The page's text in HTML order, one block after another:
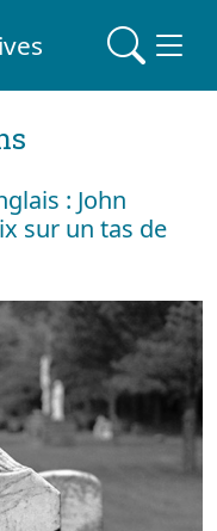
: John
sur un tas de